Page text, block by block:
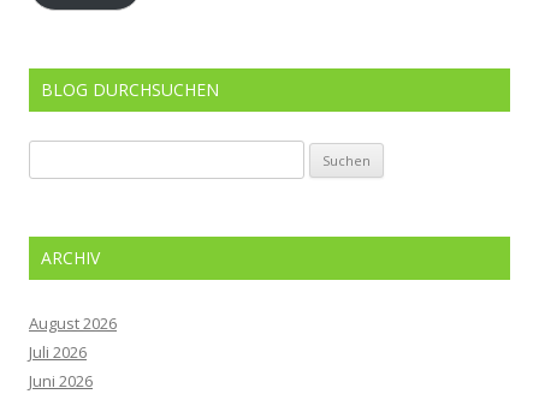
BLOG DURCHSUCHEN
nach:
ARCHIV
August 2026
Juli 2026
Juni 2026